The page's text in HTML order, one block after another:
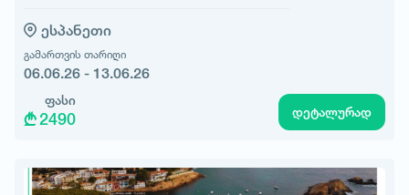
ესპანეთი
გამართვის თარიღი
06.06.26 - 13.06.26
ფასი
2490 დეტალურად